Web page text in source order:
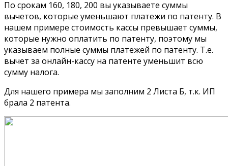
По срокам 160, 180, 200 вы указываете суммы
вычетов, которые уменьшают платежи по патенту. В
нашем примере стоимость кассы превышает суммы,
которые нужно оплатить по патенту, поэтому мы
указываем полные суммы платежей по патенту. Т.е.
вычет за онлайн-кассу на патенте уменьшит всю
сумму налога.
Для нашего примера мы заполним 2 Листа Б, т.к. ИП
брала 2 патента.